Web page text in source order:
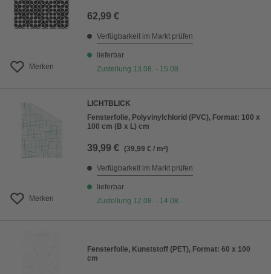
Merken
62,99 €
Verfügbarkeit im Markt prüfen
lieferbar
Zustellung 13.08. - 15.08.
Merken
LICHTBLICK
Fensterfolie, Polyvinylchlorid (PVC), Format: 100 x
100 cm (B x L) cm
39,99 € (39,99 € / m²)
Verfügbarkeit im Markt prüfen
lieferbar
Zustellung 12.08. - 14.08.
Fensterfolie, Kunststoff (PET), Format: 60 x 100
cm